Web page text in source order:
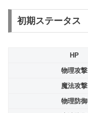
初期ステータス
HP
物理攻撃
魔法攻撃
物理防御